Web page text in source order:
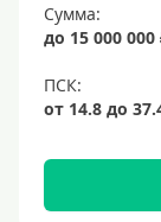
Сумма:
до 15 000 000